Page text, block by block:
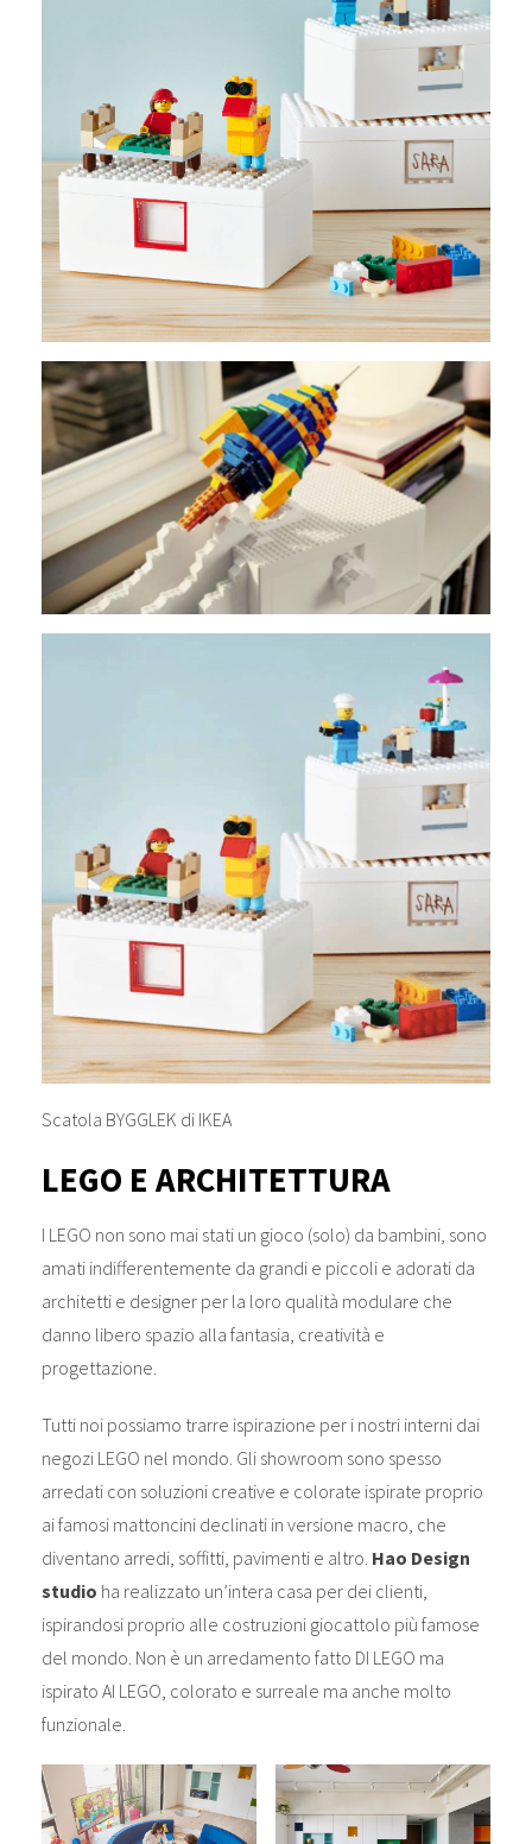
Scatola BYGGLEK di IKEA
LEGO E ARCHITETTURA
I LEGO non sono mai stati un gioco (solo) da bambini, sono
amati indifferentemente da grandi e piccoli e adorati da
architetti e designer per la loro qualità modulare che
danno libero spazio alla fantasia, creatività e
progettazione.
Tutti noi possiamo trarre ispirazione per i nostri interni dai
negozi LEGO nel mondo. Gli showroom sono spesso
arredati con soluzioni creative e colorate ispirate proprio
ai famosi mattoncini declinati in versione macro, che
diventano arredi, soffitti, pavimenti e altro. Hao Design
studio ha realizzato un’intera casa per dei clienti,
ispirandosi proprio alle costruzioni giocattolo più famose
del mondo. Non è un arredamento fatto DI LEGO ma
ispirato AI LEGO, colorato e surreale ma anche molto
funzionale.